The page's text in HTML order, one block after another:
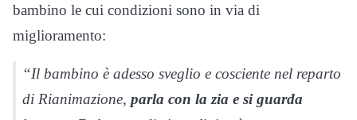
bambino le cui condizioni sono in via di
miglioramento:
“Il bambino è adesso sveglio e cosciente nel reparto
di Rianimazione, parla con la zia e si guarda